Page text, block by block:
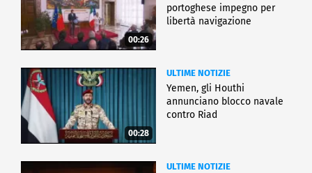
00:26
portoghese impegno per
libertà navigazione
00:28
ULTIME NOTIZIE
Yemen, gli Houthi
annunciano blocco navale
contro Riad
ULTIME NOTIZIE